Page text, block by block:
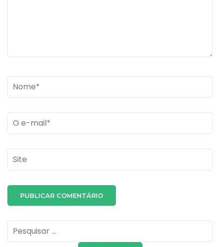
Name*
Email *
Site
Pesquisar
por: